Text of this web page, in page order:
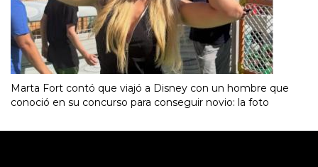
Marta Fort contó que viajó a Disney con un hombre que
conoció en su concurso para conseguir novio: la foto